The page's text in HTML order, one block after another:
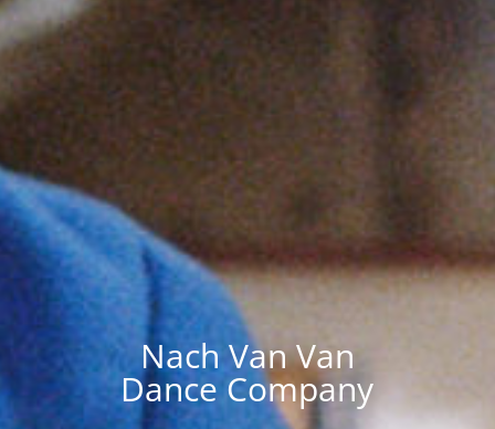
Nach Van Van
Dance Company